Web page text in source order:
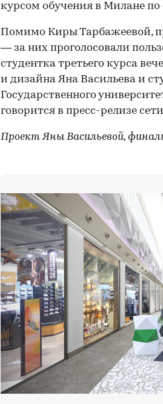
курсом обучения в Милане по
Помимо Киры Тарбажеевой,
— за них проголосовали
студентка третьего курса
и дизайна Яна Васильева и
Государственного
говорится в пресс-релизе
Проект Яны Васильевой,